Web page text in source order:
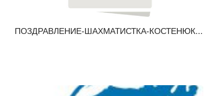
ПОЗДРАВЛЕНИЕ-ШАХМАТИСТКА-КОСТЕНЮК...